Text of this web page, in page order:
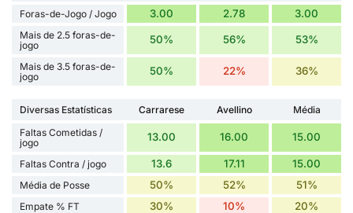
Foras-de-Jogo / Jogo 3.00 2.78 3.00
Mais de 2.5 foras-de-
jogo
50% 56% 53%
Mais de 3.5 foras-de-
jogo
50% 22% 36%
Diversas Estatísticas Carrarese Avellino
Média
Faltas Cometidas /
jogo
13.00 16.00 15.00
Faltas Contra / jogo 13.6 17.11 15.00
Média de Posse 50% 52% 51%
Empate % FT 30% 10% 20%